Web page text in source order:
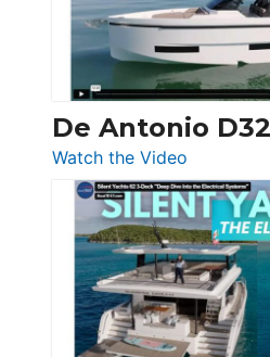
De Antonio
Watch the Video
De
Antonio
D32
Open